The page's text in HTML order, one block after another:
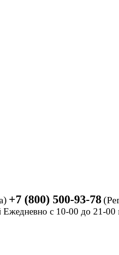
+7 (800) 500-93-78
Ежедневно с 10-00 до 21-